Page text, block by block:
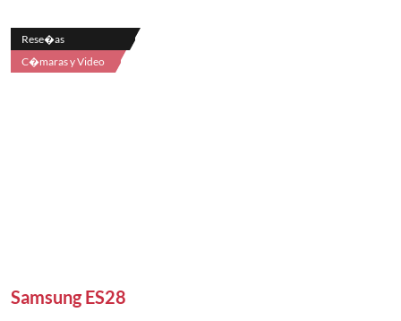
Rese�as
C�maras y Video
Samsung ES28